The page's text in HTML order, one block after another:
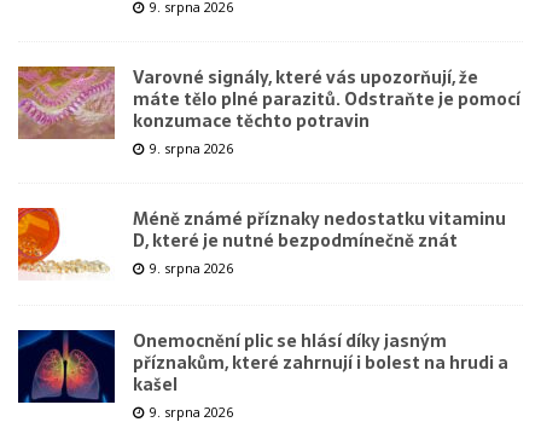
9. srpna 2026
Varovné signály, které vás upozorňují, že
máte tělo plné parazitů. Odstraňte je pomocí
konzumace těchto potravin
9. srpna 2026
Méně známé příznaky nedostatku vitaminu
D, které je nutné bezpodmínečně znát
9. srpna 2026
Onemocnění plic se hlásí díky jasným
příznakům, které zahrnují i bolest na hrudi a
kašel
9. srpna 2026